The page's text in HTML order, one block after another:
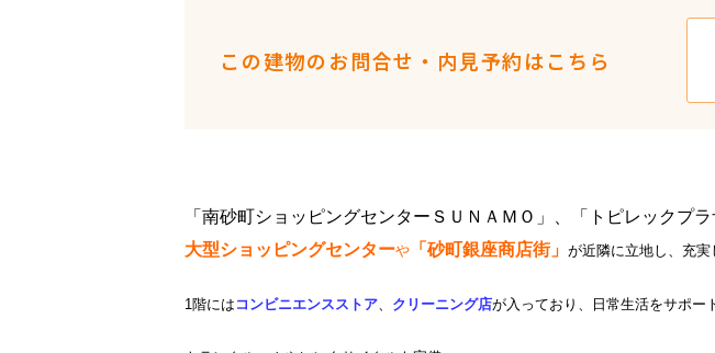
この建物のお問合せ・内見予約はこちら
「南砂町ショッピングセンターＳＵＮＡＭＯ」、「トピレックプラ
大型ショッピングセンターや 「砂町銀座商店街」 が近隣に立地し、充実
1階には コンビニエンスストア、 クリーニング店が入っており、日常生活をサポー